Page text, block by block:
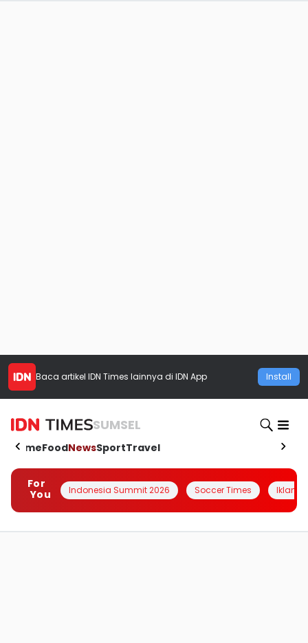
Baca artikel IDN Times lainnya di IDN App Install
SUMSEL
HomeFoodNewsSportTravel
For
You
Indonesia Summit 2026 Soccer Times Iklanin